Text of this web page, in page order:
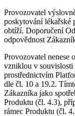
Provozovatel
poskytování lékařské
obtíží. Doporučení
odpovědnost
Provozovatel nenese
vzniklou v souvislosti
prostřednictvím
dle čl. 10 a 19.2.
Zákazníka jako
Produktu (čl. 4.3),
rámec Produktu (čl.